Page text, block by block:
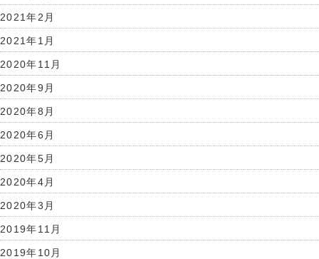
2021年2月
2021年1月
2020年11月
2020年9月
2020年8月
2020年6月
2020年5月
2020年4月
2020年3月
2019年11月
2019年10月